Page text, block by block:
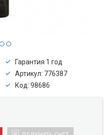
Гарантия 1 год
Артикул: 776387
Код: 98686